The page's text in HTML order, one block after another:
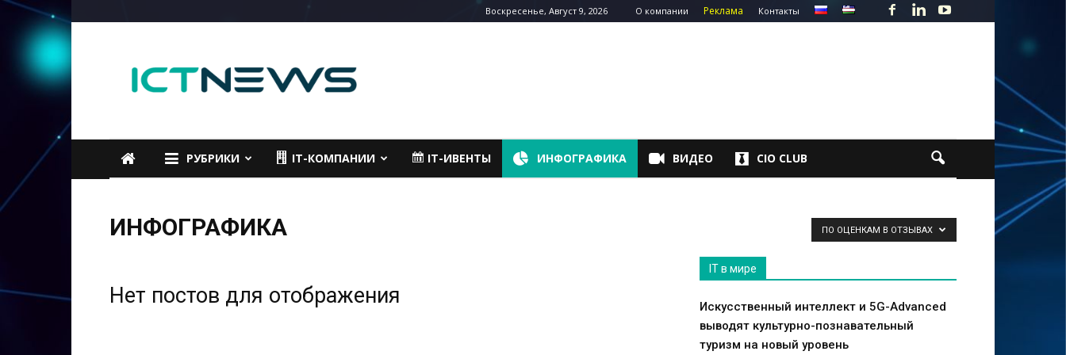
Воскресенье, Август 9, 2026 О компании Реклама Контакты
РУБРИКИ IT-КОМПАНИИ IT-ИВЕНТЫ ИНФОГРАФИКА ВИДЕО CIO CLUB
ИНФОГРАФИКА ПО ОЦЕНКАМ В ОТЗЫВАХ
Нет постов для отображения
IT в мире
Искусственный интеллект и 5G-Advanced
выводят культурно-познавательный
туризм на новый уровень